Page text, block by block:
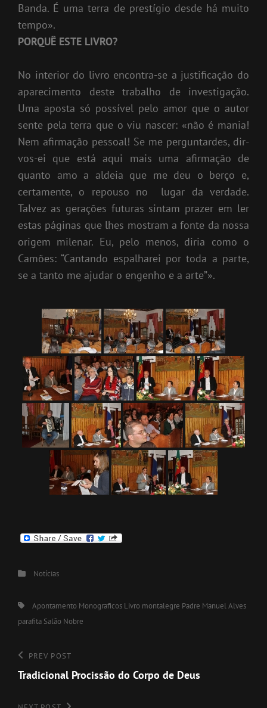
Banda. É uma terra de prestígio desde há muito
tempo».
PORQUÊ ESTE LIVRO?
No interior do livro encontra-se a justificação do
aparecimento deste trabalho de investigação.
Uma aposta só possível pelo amor que o autor
sente pela terra que o viu nascer: «não é mania!
Nem afirmação pessoal! Se me perguntardes, dir-
vos-ei que está aqui mais uma afirmação de
quanto amo a aldeia que me deu o berço e,
certamente, o repouso no lugar da verdade.
Talvez as gerações futuras sintam prazer em ler
estas páginas que lhes mostram a fonte da nossa
origem milenar. Eu, pelo menos, diria como o
Camões: “Cantando espalharei por toda a parte,
se a tanto me ajudar o engenho e a arte”».
Categories
Notícias
Tags,Apontamento Monograficos Livro montalegre Padre Manuel Alves
parafita Salão Nobre
Navegação
de
Previous
Post
PREV POST
Tradicional Procissão do Corpo de Deus